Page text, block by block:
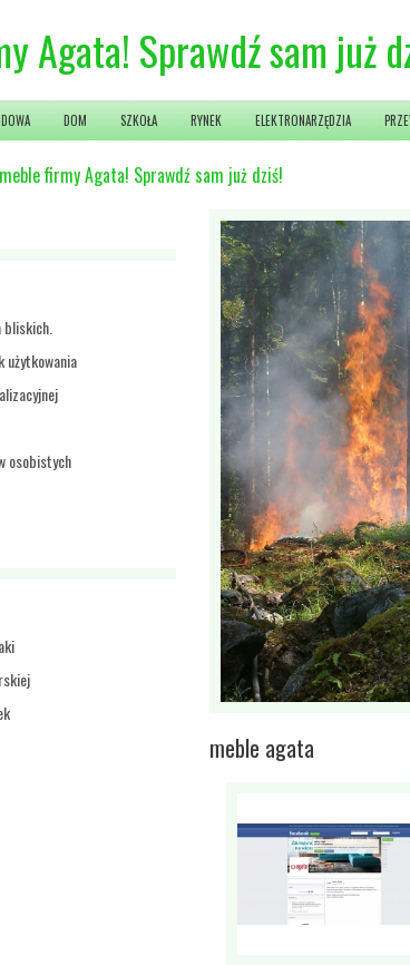
Agata! Sprawdź sam już
DOM SZKOŁA RYNEK ELEKTRONARZĘDZIA
firmy Agata! Sprawdź sam już dziś!
użytkowania
osobistych
meble agata